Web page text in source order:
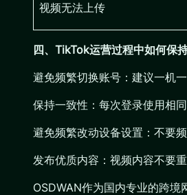
视频无法上传
四、TikTok运营过程中如何保
避免频繁切换账号：建议一机一
保持一致性：每次登录使用相
避免频繁改动设备设置：不要
发布优质内容：视频内容不要
OSDWAN作为国内专业的跨